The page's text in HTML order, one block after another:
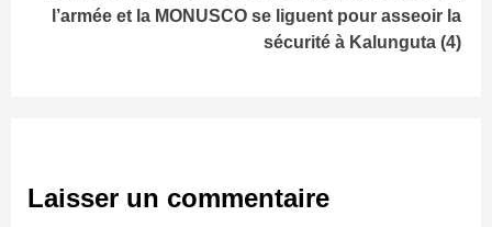
l’armée et la MONUSCO se liguent pour asseoir la
sécurité à Kalunguta (4)
Laisser un commentaire